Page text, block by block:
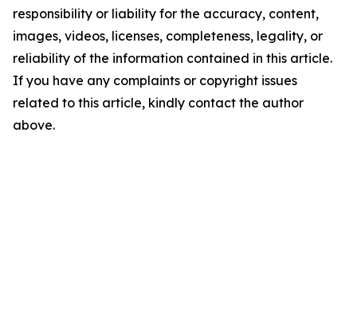
responsibility or liability for the accuracy, content,
images, videos, licenses, completeness, legality, or
reliability of the information contained in this article.
If you have any complaints or copyright issues
related to this article, kindly contact the author
above.